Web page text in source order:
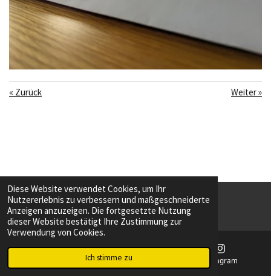
Diese Website verwendet Cookies, um Ihr
Nutzererlebnis zu verbessern und maßgeschneiderte
Anzeigen anzuzeigen. Die fortgesetzte Nutzung
dieser Website bestätigt Ihre Zustimmung zur
Verwendung von Cookies.
Ich stimme zu
« Zurück Weiter»
© 2023 - 2026 SV Darscheid
Karte Instagram